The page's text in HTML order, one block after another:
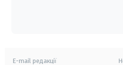
E-mail редакції